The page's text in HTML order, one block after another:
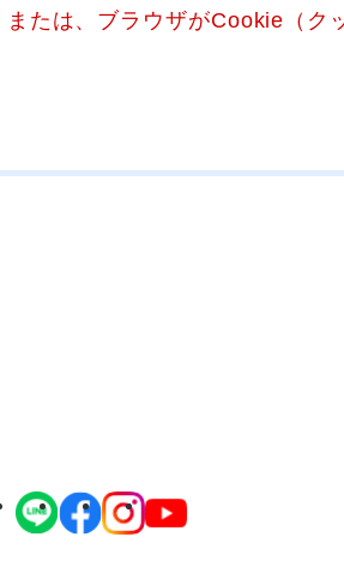
たは、ブラウザがCookie（ク